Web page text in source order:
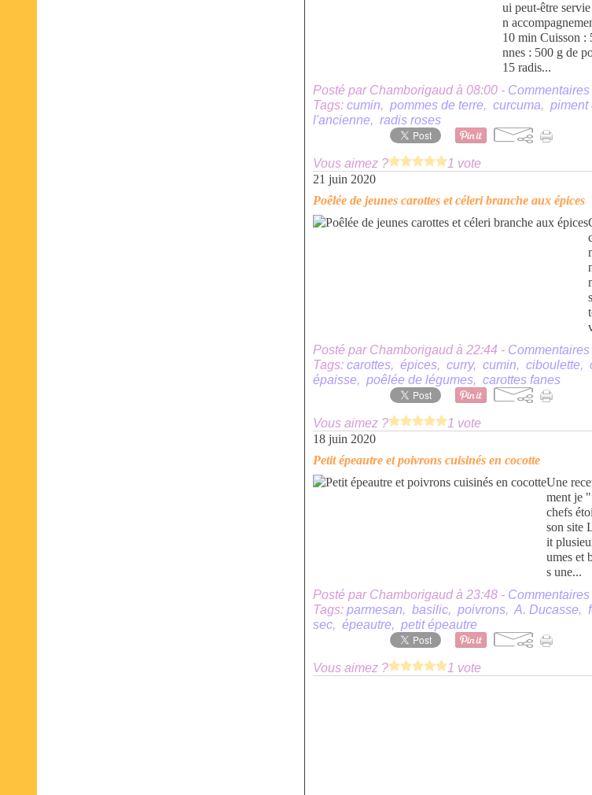
ui peut-être
n
10 min Cuisson :
nnes : 500 g de
15 radis...
Posté par Chamborigaud à 08:00 - Commentaires
Tags: cumin, pommes de terre, curcuma, piment
l'ancienne, radis roses
Vous aimez ?
1 vote
21 juin 2020
Poêlée de jeunes carottes et céleri branche aux épices
Posté par Chamborigaud à 22:44 - Commentaires
Tags: carottes, épices, curry, cumin, ciboulette,
épaisse, poêlée de légumes, carottes fanes
Vous aimez ?
1 vote
18 juin 2020
Petit épeautre et poivrons cuisinés en cocotte
Une
ment je
chefs
son site
it
umes et
s une...
Posté par Chamborigaud à 23:48 - Commentaires
Tags: parmesan, basilic, poivrons, A. Ducasse,
sec, épeautre, petit épeautre
Vous aimez ? 1 vote